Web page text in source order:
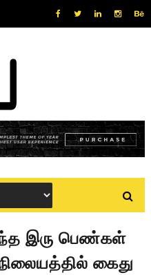
இரு பெண்கள்
கைது